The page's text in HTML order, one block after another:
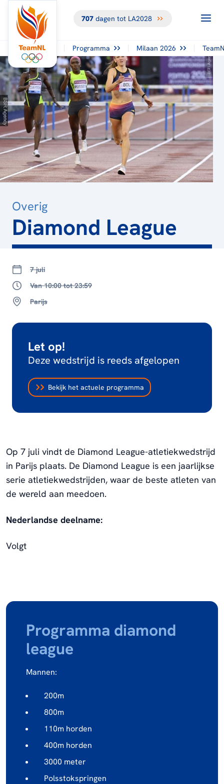
707dagen tot LA2028
Programma Milaan 2026
Overig
Diamond League
7 juli
Van 10:00 tot 23:59
Parijs
Let op!
Deze wedstrijd is reeds afgelopen
Bekijk het actuele programma
TERUG NAAR
OVERZICHT
Op 7 juli vindt de Diamond League-atletiekwedstrijd
in Parijs plaats. De Diamond League is een jaarlijkse
serie atletiekwedstrijden, waar de beste atleten van
de wereld aan meedoen.
Nederlandse deelname:
Volgt
Programma diamond
league
Mannen:
200m
800m
110m horden
400m horden
3000 meter
Polsstokspringen